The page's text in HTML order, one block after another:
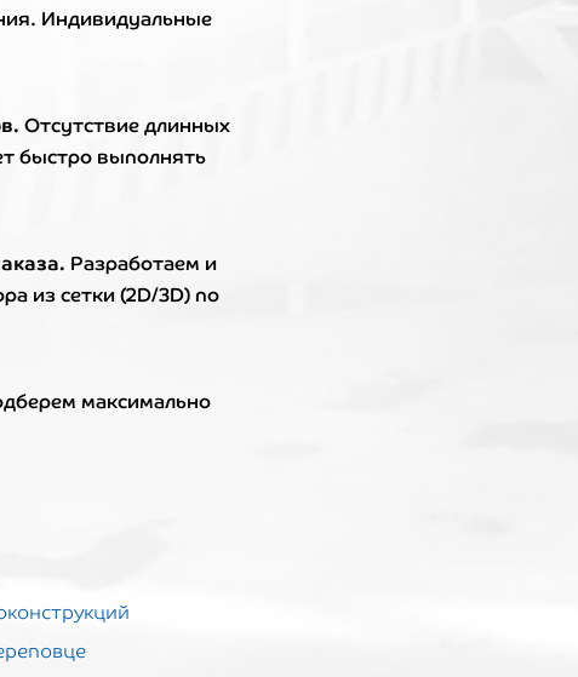
Индивидуальные
Отсутствие длинных
быстро выполнять
Разработаем и
из сетки (2D/3D) по
максимально